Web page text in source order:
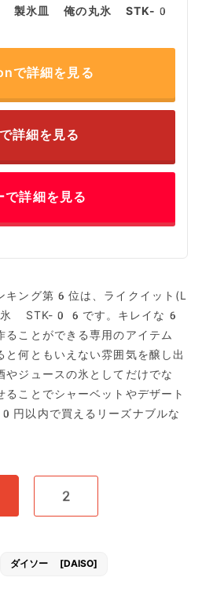
製氷皿 俺の丸氷 STK-0
で詳細を見る
詳細を見る
で詳細を見る
キング第6位は、ライクイット(L
STK-06です。キレイな6
ることができる専用のアイテム
と何ともいえない雰囲気を醸し出
やジュースの氷としてだけでな
ることでシャーベットやデザート
以内で買えるリーズナブルな
2
ダイソー [DAISO]